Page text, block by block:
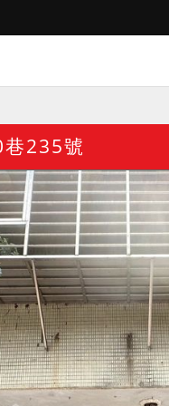
235號